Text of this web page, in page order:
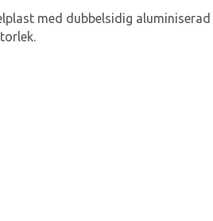
med dubbelsidig